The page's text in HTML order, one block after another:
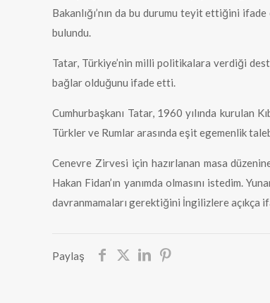
Bakanlığı’nın da bu durumu teyit ettiğini
bulundu.
Tatar, Türkiye’nin milli politikalara verdiği
bağlar olduğunu ifade etti.
Cumhurbaşkanı Tatar, 1960 yılında kurulan
Türkler ve Rumlar arasında eşit egemenlik
Cenevre Zirvesi için hazırlanan masa
Hakan Fidan’ın yanımda olmasını istedim.
davranmamaları gerektiğini İngilizlere açıkça
Paylaş